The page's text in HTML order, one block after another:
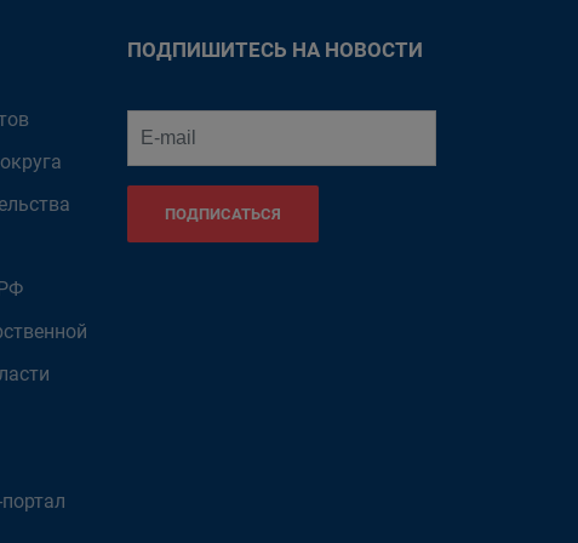
ПОДПИШИТЕСЬ НА НОВОСТИ
ПОДПИСАТЬСЯ